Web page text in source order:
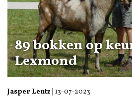
89 bokken op
Lexmond
Jasper Lentz 13-07-2023